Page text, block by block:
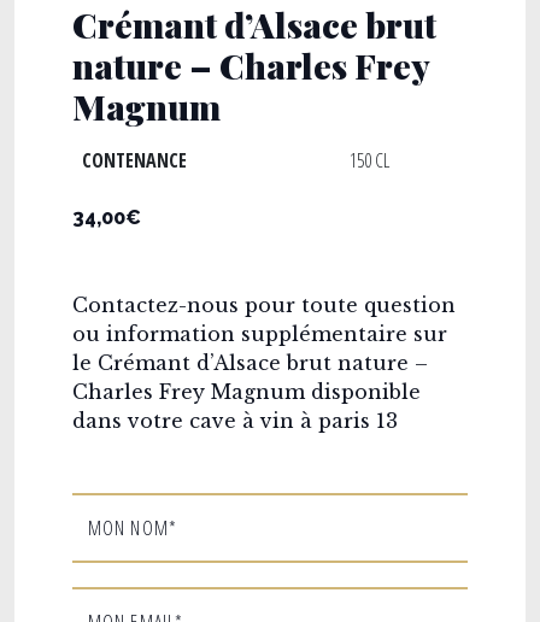
Crémant d’Alsace brut
nature – Charles Frey
Magnum
CONTENANCE 150 CL
34,00€
Contactez-nous pour toute question
ou information supplémentaire sur
le Crémant d’Alsace brut nature –
Charles Frey Magnum disponible
dans votre cave à vin à paris 13
MON NOM*